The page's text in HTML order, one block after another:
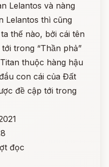
Lelantos và nàng
Lelantos thì cũng
thế nào, bởi cái tên
trong “Thần phả”
thuộc hàng hậu
con cái của Đất
đề cập tới trong
đọc